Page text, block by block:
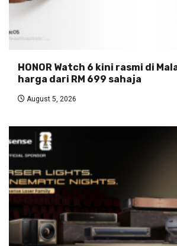
HONOR Watch 6 kini rasmi di
harga dari RM 699 sahaja
August 5, 2026